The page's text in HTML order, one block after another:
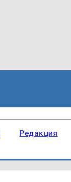
Редакция